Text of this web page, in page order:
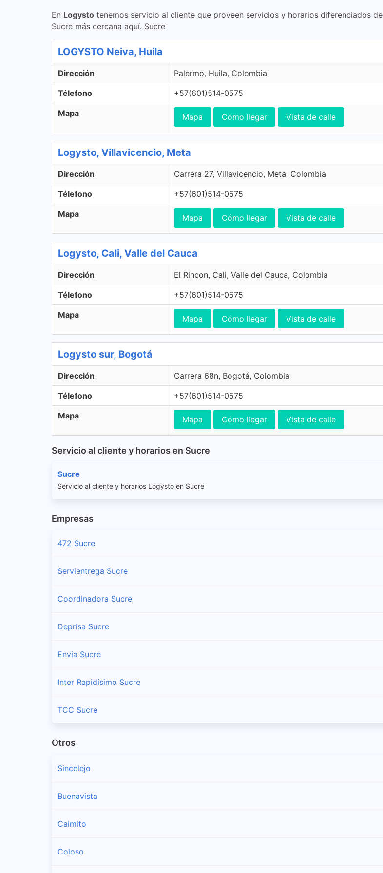
En Logysto tenemos servicio al cliente que proveen servicios y horarios diferenciados de
Sucre más cercana aquí. Sucre
LOGYSTO Neiva, Huila
Dirección Palermo, Huila, Colombia
Télefono +57(601)514-0575
Mapa Mapa Cómo llegar Vista de calle
Logysto, Villavicencio, Meta
Dirección Carrera 27, Villavicencio, Meta, Colombia
Télefono +57(601)514-0575
Mapa Mapa Cómo llegar Vista de calle
Logysto, Cali, Valle del Cauca
Dirección El Rincon, Cali, Valle del Cauca, Colombia
Télefono +57(601)514-0575
Mapa Mapa Cómo llegar Vista de calle
Logysto sur, Bogotá
Dirección Carrera 68n, Bogotá, Colombia
Télefono +57(601)514-0575
Mapa Mapa Cómo llegar Vista de calle
Servicio al cliente y horarios en Sucre
Sucre
Servicio al cliente y horarios Logysto en Sucre
Empresas
472 Sucre
Servientrega Sucre
Coordinadora Sucre
Deprisa Sucre
Envia Sucre
Inter Rapidísimo Sucre
TCC Sucre
Otros
Sincelejo
Buenavista
Caimito
Coloso